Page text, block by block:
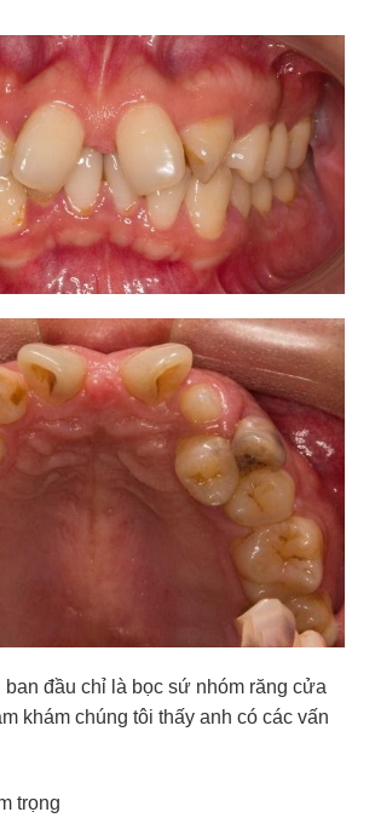
đầu chỉ là bọc sứ nhóm răng cửa
khám chúng tôi thấy anh có các vấn
trọng